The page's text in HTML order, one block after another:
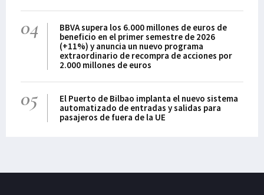
04
BBVA supera los 6.000 millones de euros de
beneficio en el primer semestre de 2026
(+11%) y anuncia un nuevo programa
extraordinario de recompra de acciones por
2.000 millones de euros
05
El Puerto de Bilbao implanta el nuevo sistema
automatizado de entradas y salidas para
pasajeros de fuera de la UE